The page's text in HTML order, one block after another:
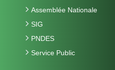
Assemblée Nationale
SIG
PNDES
Service Public